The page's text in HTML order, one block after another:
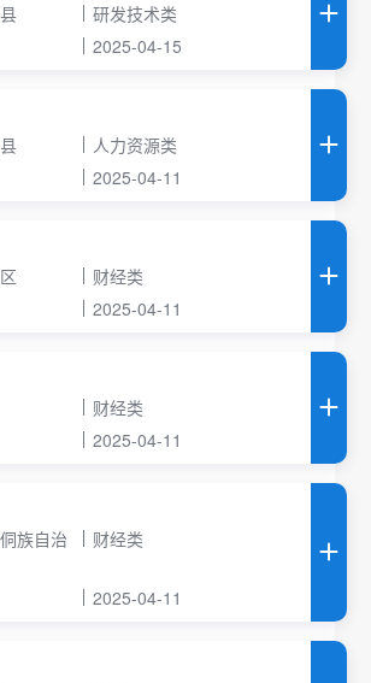
研发技术类
2025-04-15
人力资源类
2025-04-11
财经类
2025-04-11
财经类
2025-04-11
族自治
财经类
2025-04-11